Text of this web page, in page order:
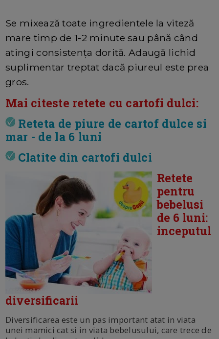
Se mixează toate ingredientele la viteză
mare timp de 1-2 minute sau până când
atingi consistența dorită. Adaugă lichid
suplimentar treptat dacă piureul este prea
gros.
Mai citeste retete cu cartofi dulci:
Reteta de piure de cartof dulce si
mar - de la 6 luni
Clatite din cartofi dulci
Retete
pentru
bebelusi
de 6 luni:
inceputul
diversificarii
Diversificarea este un pas important atat in viata
unei mamici cat si in viata bebelusului, care trece de